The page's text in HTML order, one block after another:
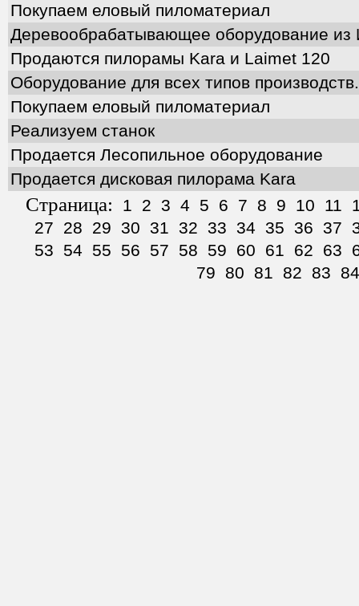
Покупаем еловый пиломатериал
Деревообрабатывающее оборудование из
Продаются пилорамы Kara и Laimet 120
Оборудование для всех типов производств.
Покупаем еловый пиломатериал
Реализуем станок
Продается Лесопильное оборудование
Продается дисковая пилорама Kara
Страница: 1 2 3 4 5 6 7 8 9 10 11
27
28 29 30 31 32 33 34 35 36 37
53
54 55 56 57 58 59 60 61 62 63
79
80 81 82 83 84